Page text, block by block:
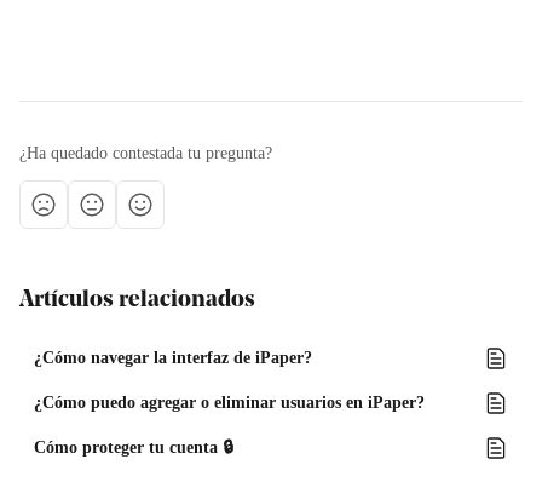
¿Ha quedado contestada tu pregunta?
Artículos relacionados
¿Cómo navegar la interfaz de iPaper?
¿Cómo puedo agregar o eliminar usuarios en iPaper?
Cómo proteger tu cuenta 🔒